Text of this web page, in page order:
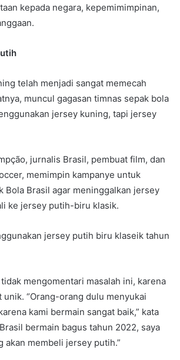
kepada negara, kepemimimpinan,
telah menjadi sangat memecah
muncul gagasan timnas sepak bola
jersey kuning, tapi jersey
jurnalis Brasil, pembuat film, dan
memimpin kampanye untuk
Bola Brasil agar meninggalkan jersey
ke jersey putih-biru klasik.
jersey putih biru klaseik tahun
mengomentari masalah ini, karena
unik. “Orang-orang dulu menyukai
kami bermain sangat baik,” kata
bermain bagus tahun 2022, saya
akan membeli jersey putih.”